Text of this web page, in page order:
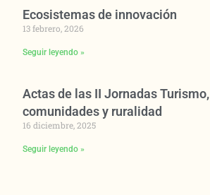
Ecosistemas de innovación
13 febrero, 2026
Seguir leyendo »
Actas de las II Jornadas Turismo,
comunidades y ruralidad
16 diciembre, 2025
Seguir leyendo »